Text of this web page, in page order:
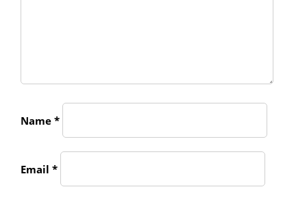
Name *
Email *